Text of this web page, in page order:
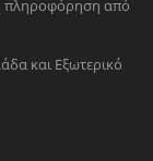
πληροφόρηση από
και Εξωτερικό